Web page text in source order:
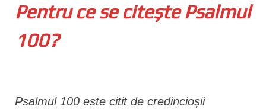
Pentru ce se citește Psalmul
100?
Psalmul 100 este citit de credincioșii